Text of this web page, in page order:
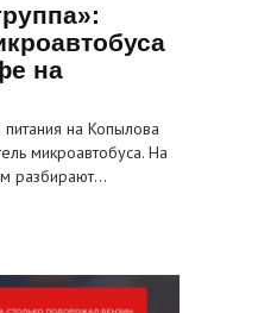
на
на Копылова
микроавтобуса. На
разбирают…